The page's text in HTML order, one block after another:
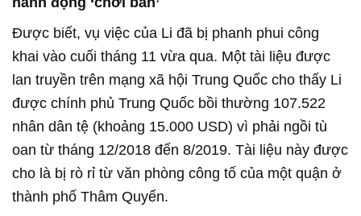
Được biết, vụ việc của Li đã bị phanh phui công
khai vào cuối tháng 11 vừa qua. Một tài liệu được
lan truyền trên mạng xã hội Trung Quốc cho thấy Li
được chính phủ Trung Quốc bồi thường 107.522
nhân dân tệ (khoảng 15.000 USD) vì phải ngồi tù
oan từ tháng 12/2018 đến 8/2019. Tài liệu này được
cho là bị rò rỉ từ văn phòng công tố của một quận ở
thành phố Thâm Quyến.